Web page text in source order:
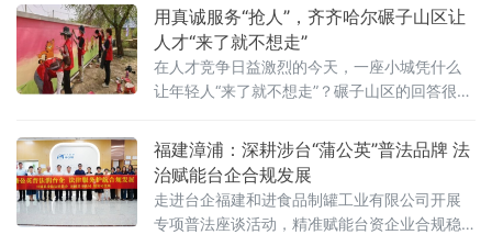
济健康发展的隐形阻力。风暴过后一地鸡毛：
企业家深陷网暴困境民营经济贡献了全国5
用真诚服务“抢人”，齐齐哈尔碾子山区让
人才“来了就不想走”
在人才竞争日益激烈的今天，一座小城凭什么
让年轻人“来了就不想走”？碾子山区的回答很朴
用服务暖人。近年来，齐齐哈尔市碾子山区深
植“人才是第一资源”理念，不走“高大上”的拼财
力路线，而是走出一条“小而美、精而实”的人才
强区之路。通过校地联动、精准引才、用心留
才、活动育才，这座小城正悄然成为青年人才
福建漳浦：深耕涉台“蒲公英”普法品牌 法
治赋能台企合规发展
走进台企福建和进食品制罐工业有限公司开展
专项普法座谈活动，精准赋能台资企业合规稳